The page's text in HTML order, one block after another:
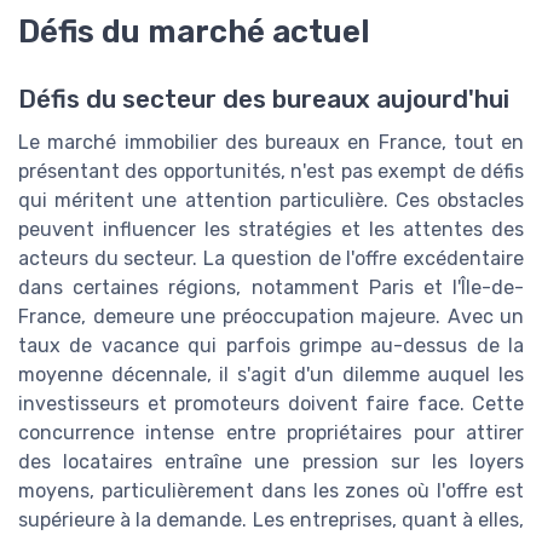
Défis du marché actuel
Défis du secteur des bureaux aujourd'hui
Le marché immobilier des bureaux en France, tout en
présentant des opportunités, n'est pas exempt de défis
qui méritent une attention particulière. Ces obstacles
peuvent influencer les stratégies et les attentes des
acteurs du secteur. La question de l'offre excédentaire
dans certaines régions, notamment Paris et l'Île-de-
France, demeure une préoccupation majeure. Avec un
taux de vacance qui parfois grimpe au-dessus de la
moyenne décennale, il s'agit d'un dilemme auquel les
investisseurs et promoteurs doivent faire face. Cette
concurrence intense entre propriétaires pour attirer
des locataires entraîne une pression sur les loyers
moyens, particulièrement dans les zones où l'offre est
supérieure à la demande. Les entreprises, quant à elles,